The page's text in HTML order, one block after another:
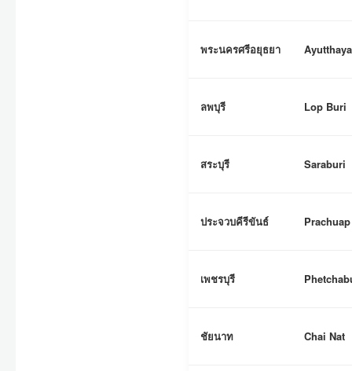
พระนครศรีอยุธยา Ayutthaya
ลพบุรี Lop Buri
สระบุรี Saraburi
ประจวบคีรีขันธ์
เพชรบุรี
ชัยนาท Chai Nat